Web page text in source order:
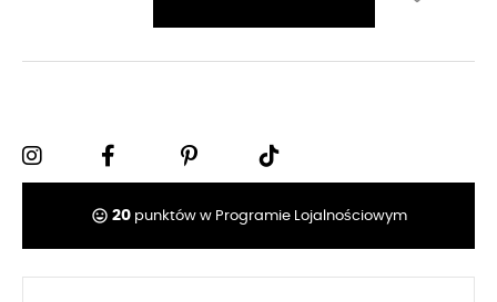
tag_faces 20punktów w Programie Lojalnościowym